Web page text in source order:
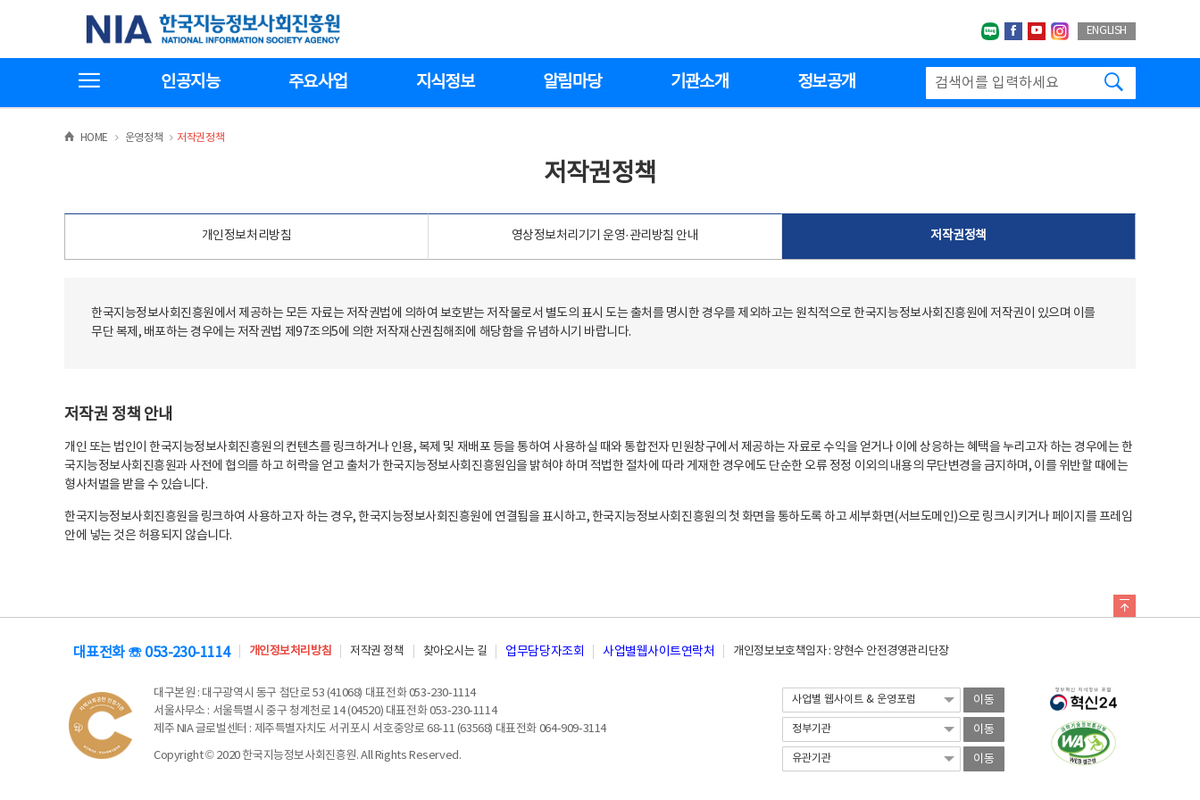
기
한국지능정보사회진흥원
네이버블로그
페이스북
유투브인스타그랩
ENGLISH
인공지능 주요사업 지식정보 알림마당 기관소개 정보공개
HOME >운영정책 >
저작권정책
저작권정책
개인정보처리방침 영상정보처리기기 운영·관리방침 안내 저작권정책
한국지능정보사회진흥원에서 제공하는 모든 자료는 저작권법에 의하여 보호받는 저작물로서 별도의 표시 도는 출처를 명시한 경우를 제외하고는 원칙적으로 한국지능정보사회진흥원에 저작권이 있으며 이를
무단 복제, 배포하는 경우에는 저작권법 제97조의5에 의한 저작재산권침해죄에 해당함을 유념하시기 바랍니다.
저작권 정책 안내
개인 또는 법인이 한국지능정보사회진흥원의 컨텐츠를 링크하거나 인용, 복제 및 재배포 등을 통하여 사용하실 때와 통합전자 민원창구에서 제공하는 자료로 수익을 얻거나 이에 상응하는 혜택을 누리고자 하는 경우에는 한
국지능정보사회진흥원과 사전에 협의를 하고 허락을 얻고 출처가 한국지능정보사회진흥원임을 밝혀야 하며 적법한 절차에 따라 게재한 경우에도 단순한 오류 정정 이외의 내용의 무단변경을 금지하며, 이를 위반할 때에는
형사처벌을 받을 수 있습니다.
한국지능정보사회진흥원을 링크하여 사용하고자 하는 경우, 한국지능정보사회진흥원에 연결됨을 표시하고, 한국지능정보사회진흥원의 첫 화면을 통하도록 하고 세부화면(서브도메인)으로 링크시키거나 페이지를 프레임
안에 넣는 것은 허용되지 않습니다.
대표전화 ☏ 053-230-1114 개인정보처리방침 저작권 정책 찾아오시는 길 업무담당자조회 사업별웹사이트연락처 개인정보보호책임자 : 양현수 안전경영관리단장
대구본원 : 대구광역시 동구 첨단로 53 (41068) 대표전화 053-230-1114
서울사무소 : 서울특별시 중구 청계천로 14 (04520) 대표전화 053-230-1114
제주 NIA 글로벌센터 : 제주특별자치도 서귀포시 서호중앙로 68-11 (63568) 대표전화 064-909-3114
Copyright © 2020 한국지능정보사회진흥원. All Rights Reserved.
이동
이동
이동